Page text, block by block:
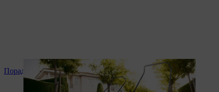
Поради та інструкція до продукту